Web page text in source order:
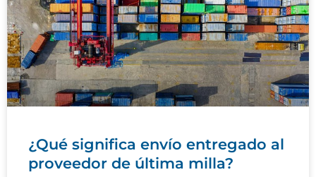
¿Qué significa envío entregado al
proveedor de última milla?